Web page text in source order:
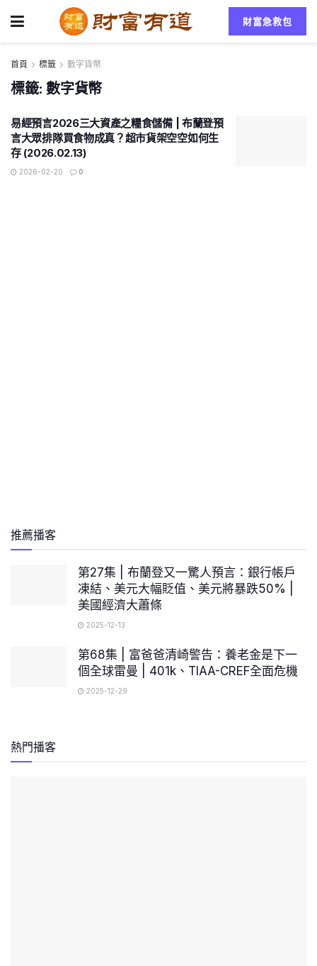
財富急救包
首頁 標籤 數字貨幣
標籤:數字貨幣
易經預言2026三大資產之糧食儲備 | 布蘭登預
言大眾排隊買食物成真？超市貨架空空如何生
存 (2026.02.13)
2026-02-20 0
推薦播客
第27集 | 布蘭登又一驚人預言：銀行帳戶
凍結、美元大幅貶值、美元將暴跌50% |
美國經濟大蕭條
2025-12-13
第68集 | 富爸爸清崎警告：養老金是下一
個全球雷曼 | 401k、TIAA-CREF全面危機
2025-12-29
熱門播客